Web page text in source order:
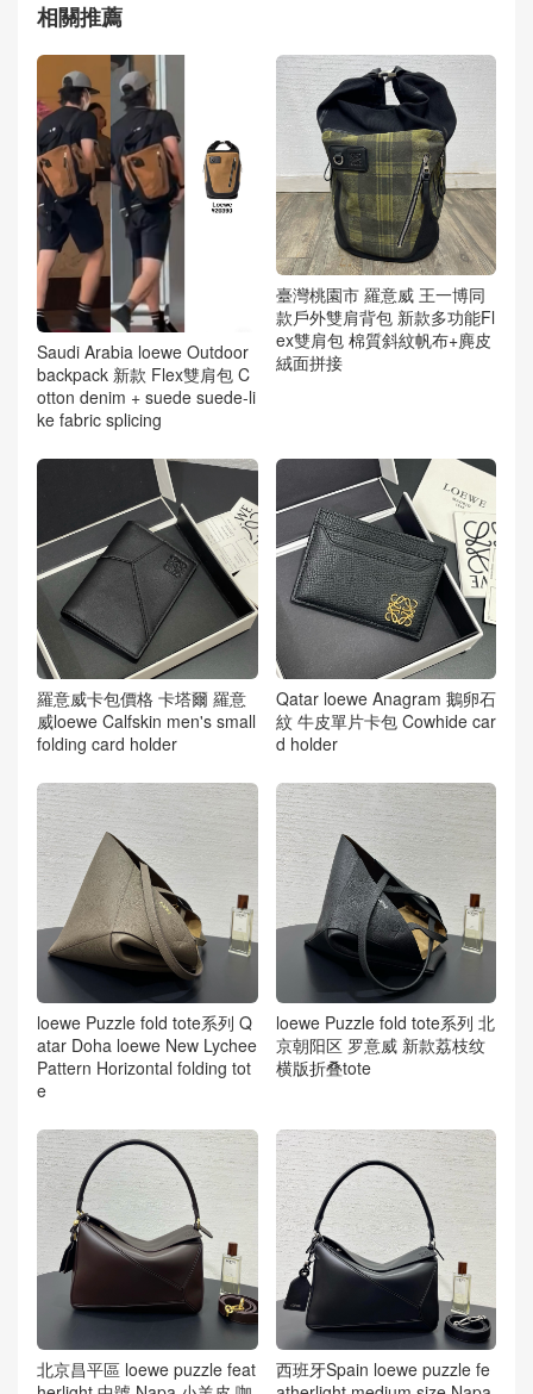
相關推薦
Saudi Arabia loewe Outdoor
backpack 新款 Flex雙肩包 C
otton denim + suede suede-li
ke fabric splicing
臺灣桃園市 羅意威 王一博同
款戶外雙肩背包 新款多功能Fl
ex雙肩包 棉質斜紋帆布+麂皮
絨面拼接
羅意威卡包價格 卡塔爾 羅意
威loewe Calfskin men's small
folding card holder
Qatar loewe Anagram 鵝卵石
紋 牛皮單片卡包 Cowhide car
d holder
loewe Puzzle fold tote系列 Q
atar Doha loewe New Lychee
Pattern Horizontal folding tot
e
loewe Puzzle fold tote系列 北
京朝阳区 罗意威 新款荔枝纹
横版折叠tote
北京昌平區 loewe puzzle feat
西班牙Spain loewe puzzle fe